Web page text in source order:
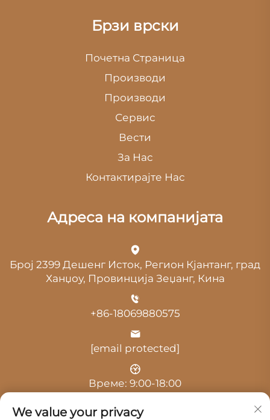
Брзи врски
Почетна Страница
Производи
Производи
Сервис
Вести
За Нас
Контактирајте Нас
Адреса на компанијата
Број 2399 Дешенг Исток, Регион Кјантанг, град
Ханџоу, Провинција Зеџанг, Кина
+86-18069880575
[email protected]
Време: 9:00-18:00
We value your privacy